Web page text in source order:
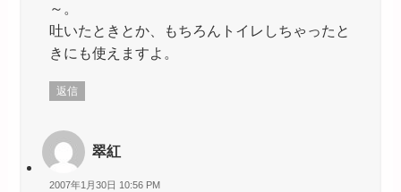
～。
吐いたときとか、もちろんトイレしちゃったと
きにも使えますよ。
返信
翠紅
2007年1月30日 10:56 PM